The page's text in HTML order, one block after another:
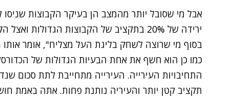
אבל מי שסובל יותר מהמצב הן בעיקר הקבוצות
ירידה של 20% בתקציב של הקבוצות
בסוף מי שרוצה לשחק בליגת העל מצליח", אומר אותו
כמו כן הוא חשף את אחת הבעיות הגדולות של
התחיבויות העירייה. העירייה מתחייבת לתת סכום